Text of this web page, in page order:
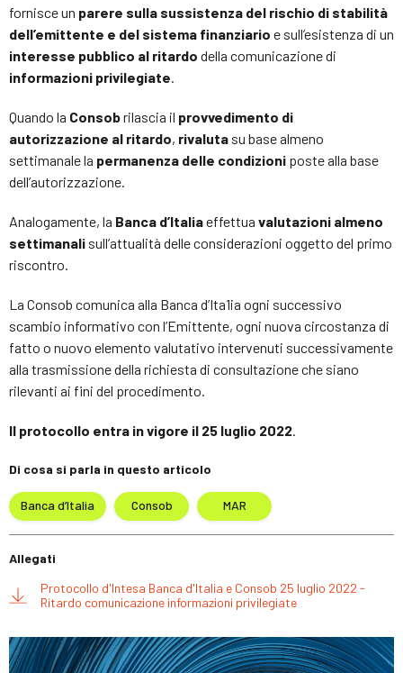
fornisce un parere sulla sussistenza del rischio di stabilità
dell’emittente e del sistema finanziario e sull’esistenza di un
interesse pubblico al ritardo della comunicazione di
informazioni privilegiate.
Quando la Consobrilascia il provvedimento di
autorizzazione al ritardo, rivaluta su base almeno
settimanale la permanenza delle condizioni poste alla base
dell’autorizzazione.
Analogamente, la Banca d’Italiaeffettua valutazioni almeno
settimanali sull’attualità delle considerazioni oggetto del primo
riscontro.
La Consob comunica alla Banca d’Ita1ia ogni successivo
scambio informativo con l’Emittente, ogni nuova circostanza di
fatto o nuovo elemento valutativo intervenuti successivamente
alla trasmissione della richiesta di consultazione che siano
rilevanti ai fini del procedimento.
Il protocollo entra in vigore il 25 luglio 2022.
Di cosa si parla in questo articolo
Banca d’Italia Consob MAR
Allegati
Protocollo d'Intesa Banca d'Italia e Consob 25 luglio 2022 -
Ritardo comunicazione informazioni privilegiate